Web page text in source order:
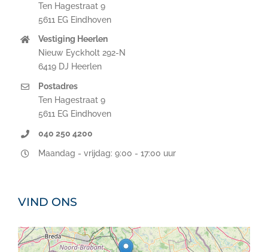
Ten Hagestraat 9
5611 EG Eindhoven
Vestiging Heerlen
Nieuw Eyckholt 292-N
6419 DJ Heerlen
Postadres
Ten Hagestraat 9
5611 EG Eindhoven
040 250 4200
Maandag - vrijdag: 9:00 - 17:00 uur
VIND ONS